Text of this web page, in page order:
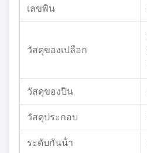
เลขพิน
วัสดุของเปลือก
วัสดุของปิน
วัสดุประกอบ
ระดับกันน้ํา